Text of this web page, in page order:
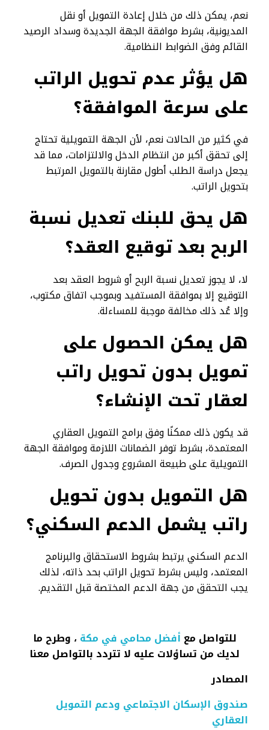
نعم، يمكن ذلك من خلال إعادة التمويل أو نقل
المديونية، بشرط موافقة الجهة الجديدة وسداد الرصيد
القائم وفق الضوابط النظامية.
هل يؤثر عدم تحويل الراتب
على سرعة الموافقة؟
في كثير من الحالات نعم، لأن الجهة التمويلية تحتاج
إلى تحقق أكبر من انتظام الدخل والالتزامات، مما قد
يجعل دراسة الطلب أطول مقارنة بالتمويل المرتبط
بتحويل الراتب.
هل يحق للبنك تعديل نسبة
الربح بعد توقيع العقد؟
لا، لا يجوز تعديل نسبة الربح أو شروط العقد بعد
التوقيع إلا بموافقة المستفيد وبموجب اتفاق مكتوب،
وإلا عُد ذلك مخالفة موجبة للمساءلة.
هل يمكن الحصول على
تمويل بدون تحويل راتب
لعقار تحت الإنشاء؟
قد يكون ذلك ممكنًا وفق برامج التمويل العقاري
المعتمدة، بشرط توفر الضمانات اللازمة وموافقة الجهة
التمويلية على طبيعة المشروع وجدول الصرف.
هل التمويل بدون تحويل
راتب يشمل الدعم السكني؟
الدعم السكني يرتبط بشروط الاستحقاق والبرنامج
المعتمد، وليس بشرط تحويل الراتب بحد ذاته، لذلك
يجب التحقق من جهة الدعم المختصة قبل التقديم.
للتواصل مع أفضل محامي في مكة ، وطرح ما
لديك من تساؤلات عليه لا تتردد بالتواصل معنا
المصادر
صندوق الإسكان الاجتماعي ودعم التمويل
العقاري